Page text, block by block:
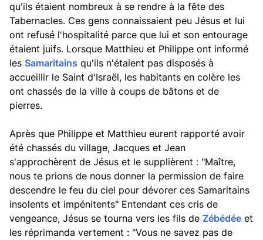
qu'ils étaient nombreux à se rendre à la fête des
Tabernacles. Ces gens connaissaient peu Jésus et lui
ont refusé l'hospitalité parce que lui et son entourage
étaient juifs. Lorsque Matthieu et Philippe ont informé
les Samaritains qu'ils n'étaient pas disposés à
accueillir le Saint d'Israël, les habitants en colère les
ont chassés de la ville à coups de bâtons et de
pierres.
Après que Philippe et Matthieu eurent rapporté avoir
été chassés du village, Jacques et Jean
s'approchèrent de Jésus et le supplièrent : "Maître,
nous te prions de nous donner la permission de faire
descendre le feu du ciel pour dévorer ces Samaritains
insolents et impénitents" Entendant ces cris de
vengeance, Jésus se tourna vers les fils de Zébédée et
les réprimanda vertement : "Vous ne savez pas de